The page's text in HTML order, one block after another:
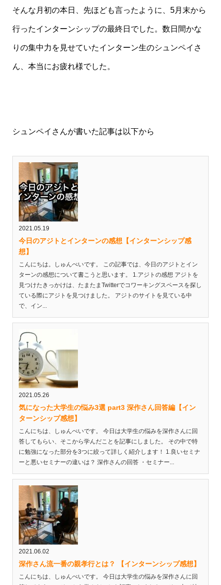
そんな月初の本日、先ほども言ったように、5月末から
行ったインターンシップの最終日でした。数日間かな
りの集中力を見せていたインターン生のシュンペイさ
ん、本当にお疲れ様でした。
シュンペイさんが書いた記事は以下から
2021.05.19
今日のアジトとインターンの感想【インターンシップ感
想】
こんにちは。しゅんぺいです。 この記事では、今日のアジトとイン
ターンの感想について書こうと思います。 1.アジトの感想 アジトを
見つけたきっかけは、たまたまTwitterでコワーキングスペースを探し
ている際にアジトを見つけました。 アジトのサイトを見ている中
で、イン...
2021.05.26
気になった大学生の悩み3選 part3 深作さん回答編【イン
ターンシップ感想】
こんにちは、しゅんぺいです。 今日は大学生の悩みを深作さんに回
答してもらい、そこから学んだことを記事にしました。 その中で特
に勉強になった部分を3つに絞って詳しく紹介します！ 1.良いセミナ
ーと悪いセミナーの違いは？ 深作さんの回答 ・セミナー...
2021.06.02
深作さん流一番の親孝行とは？ 【インターンシップ感想】
こんにちは、しゅんぺいです。 今日は大学生の悩みを深作さんに回